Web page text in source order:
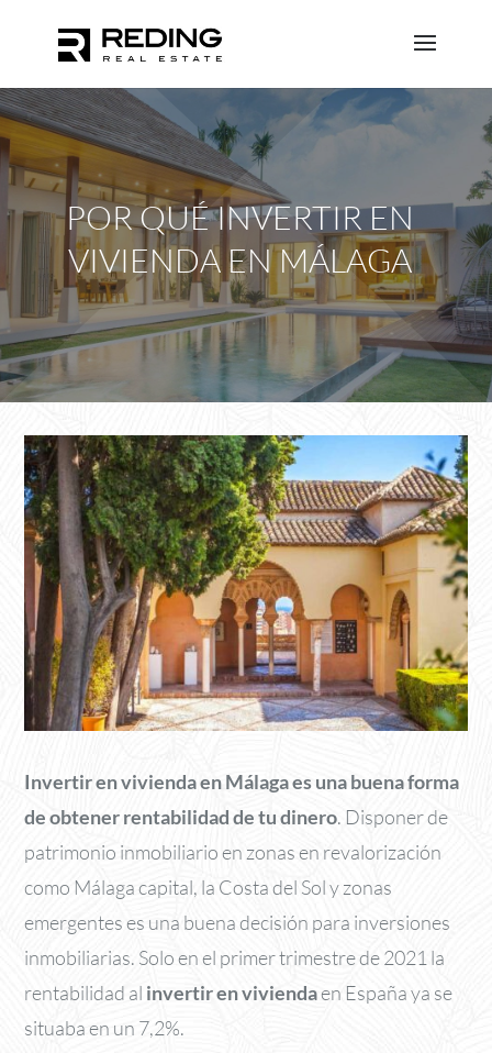
POR QUÉ INVERTIR EN
VIVIENDA EN MÁLAGA
Invertir en vivienda en Málaga es una buena forma
de obtener rentabilidad de tu dinero. Disponer de
patrimonio inmobiliario en zonas en revalorización
como Málaga capital, la Costa del Sol y zonas
emergentes es una buena decisión para inversiones
inmobiliarias. Solo en el primer trimestre de 2021 la
rentabilidad al invertir en viviendaen España ya se
situaba en un 7,2%.